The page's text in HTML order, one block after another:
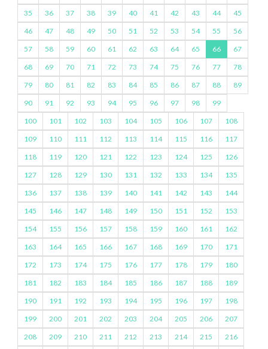
35
36 37 38 39 40 41 42 43 44
45
46
47 48 49 50 51 52 53 54 55
56
57
58 59 60 61 62 63 64 65 66
67
68
69 70 71 72 73 74 75 76 77
78
79
80 81 82 83 84 85 86 87 88
89
90
91 92 93 94 95 96 97 98
99
100
101 102 103 104 105 106 107
108
109
110 111 112 113 114 115 116
117
118
119 120 121 122 123 124 125
126
127
128 129 130 131 132 133 134
135
136
137 138 139 140 141 142 143
144
145
146 147 148 149 150 151 152
153
154
155 156 157 158 159 160 161
162
163
164 165 166 167 168 169 170
171
172
173 174 175 176 177 178 179
180
181
182 183 184 185 186 187 188
189
190
191 192 193 194 195 196 197
198
199
200 201 202 203 204 205 206
207
208
209 210 211 212 213 214 215 216